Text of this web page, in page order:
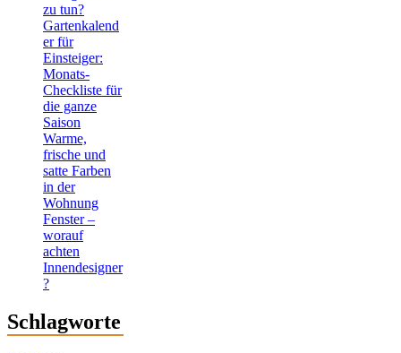
zu tun?
Gartenkalend
er für
Einsteiger:
Monats-
Checkliste für
die ganze
Saison
Warme,
frische und
satte Farben
in der
Wohnung
Fenster –
worauf
achten
Innendesigner
?
Schlagworte